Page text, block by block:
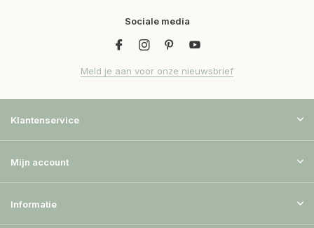
Sociale media
Meld je aan voor onze nieuwsbrief
Klantenservice
Mijn account
Informatie